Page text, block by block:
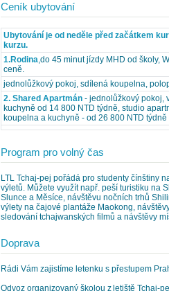
Ceník ubytování
Ubytování je od neděle před začátkem
kurzu.
1.Rodina,do 45 minut jízdy MHD od školy,
ceně.
jednolůžkový pokoj, sdílená koupelna,
2. Shared Apartmán- jednolůžkový pokoj,
kuchyně od 14 800 NTD týdně, studio
koupelna a kuchyně - od 26 800 NTD týdně
Program pro volný čas
LTL Tchaj-pej pořádá pro studenty čínštiny
výletů. Můžete využít např. peší turistiku na
Slunce a Měsíce, návštěvu nočních trhů
výlety na čajové plantáže Maokong,
sledování tchajwanských filmů a návštěvy
Doprava
Rádi Vám zajistíme letenku s přestupem
Odvoz organizovaný školou z letiště Tchaj-